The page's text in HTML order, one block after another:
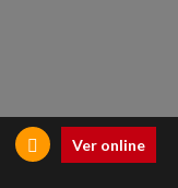
Ver online